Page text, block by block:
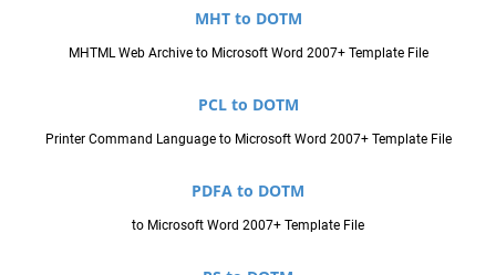
MHT to DOTM
MHTML Web Archive to Microsoft Word 2007+ Template File
PCL to DOTM
Printer Command Language to Microsoft Word 2007+ Template File
PDFA to DOTM
to Microsoft Word 2007+ Template File